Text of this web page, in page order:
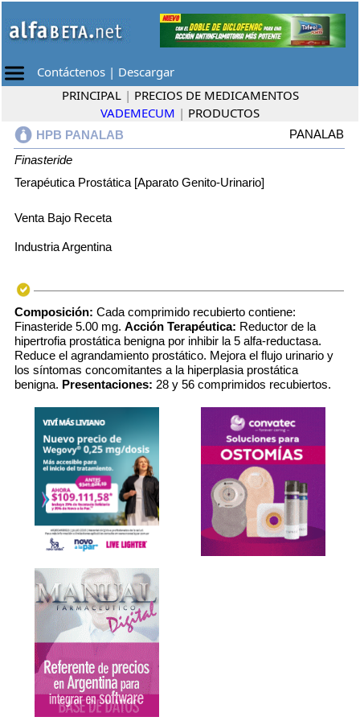
Contáctenos | Descargar
PRINCIPAL | PRECIOS DE MEDICAMENTOS
VADEMECUM | PRODUCTOS
HPB PANALAB
PANALAB
Finasteride
Terapéutica Prostática [Aparato Genito-Urinario]
Venta Bajo Receta
Industria Argentina
Composición: Cada comprimido recubierto contiene:
Finasteride 5.00 mg. Acción Terapéutica: Reductor de la
hipertrofia prostática benigna por inhibir la 5 alfa-reductasa.
Reduce el agrandamiento prostático. Mejora el flujo urinario y
los síntomas concomitantes a la hiperplasia prostática
benigna. Presentaciones: 28 y 56 comprimidos recubiertos.